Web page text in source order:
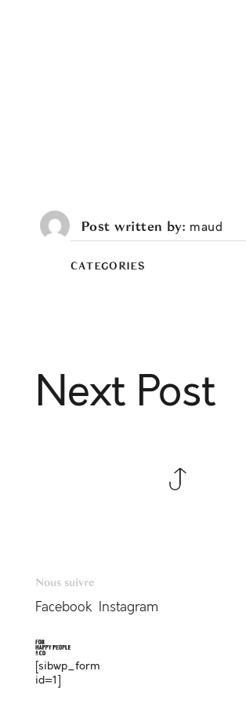
Post written by maud
CATEGORIES
Next Post
Nous suivre
Facebook Instagram
[sibwp_form
id=1]